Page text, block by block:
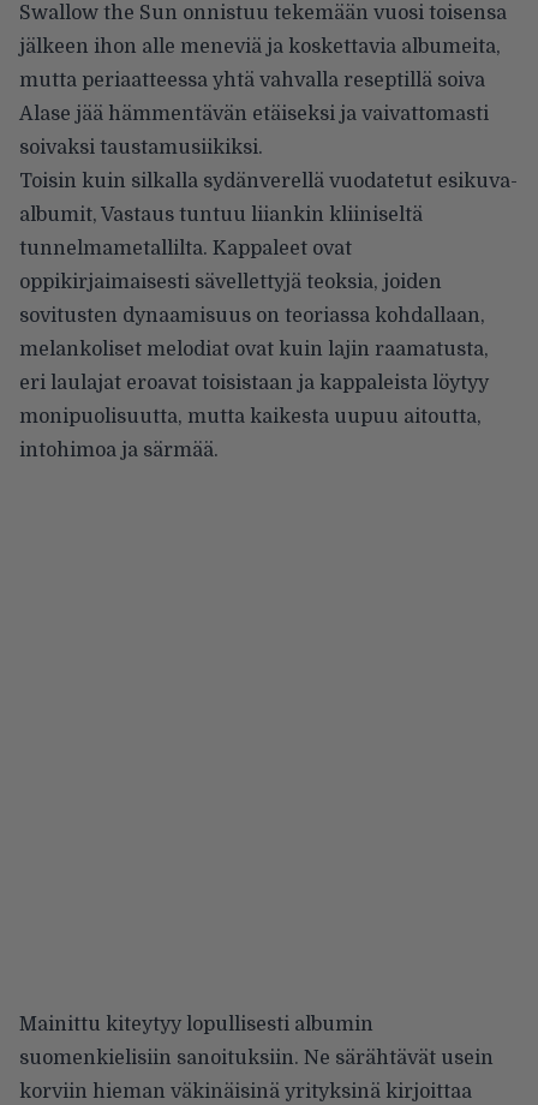
Swallow the Sun onnistuu tekemään vuosi toisensa
jälkeen ihon alle meneviä ja koskettavia albumeita,
mutta periaatteessa yhtä vahvalla reseptillä soiva
Alase jää hämmentävän etäiseksi ja vaivattomasti
soivaksi taustamusiikiksi.
Toisin kuin silkalla sydänverellä vuodatetut esikuva-
albumit, Vastaus tuntuu liiankin kliiniseltä
tunnelmametallilta. Kappaleet ovat
oppikirjaimaisesti sävellettyjä teoksia, joiden
sovitusten dynaamisuus on teoriassa kohdallaan,
melankoliset melodiat ovat kuin lajin raamatusta,
eri laulajat eroavat toisistaan ja kappaleista löytyy
monipuolisuutta, mutta kaikesta uupuu aitoutta,
intohimoa ja särmää.
Mainittu kiteytyy lopullisesti albumin
suomenkielisiin sanoituksiin. Ne särähtävät usein
korviin hieman väkinäisinä yrityksinä kirjoittaa